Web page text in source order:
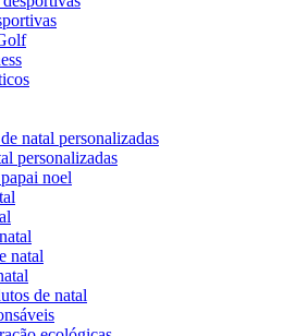
natal personalizadas
personalizadas
noel
natal
de natal